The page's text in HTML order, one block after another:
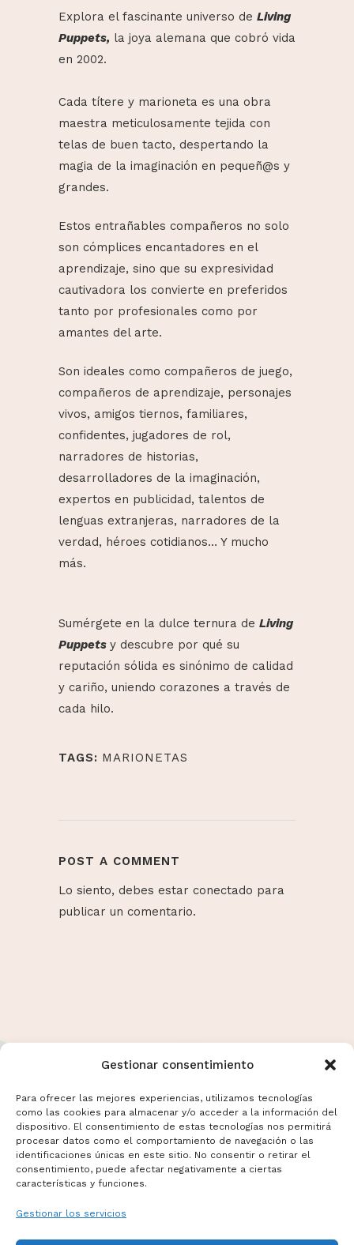
Gestionar consentimiento
Para ofrecer las mejores experiencias, utilizamos tecnologías
como las cookies para almacenar y/o acceder a la información del
dispositivo. El consentimiento de estas tecnologías nos permitirá
procesar datos como el comportamiento de navegación o las
identificaciones únicas en este sitio. No consentir o retirar el
consentimiento, puede afectar negativamente a ciertas
características y funciones.
Gestionar los servicios
Explora el fascinante universo de Living
Puppets, la joya alemana que cobró vida
en 2002.
Cada títere y marioneta es una obra
maestra meticulosamente tejida con
telas de buen tacto, despertando la
magia de la imaginación en pequeñ@s y
grandes.
Estos entrañables compañeros no solo
son cómplices encantadores en el
aprendizaje, sino que su expresividad
cautivadora los convierte en preferidos
tanto por profesionales como por
amantes del arte.
Son ideales como compañeros de juego,
compañeros de aprendizaje, personajes
vivos, amigos tiernos, familiares,
confidentes, jugadores de rol,
narradores de historias,
desarrolladores de la imaginación,
expertos en publicidad, talentos de
lenguas extranjeras, narradores de la
verdad, héroes cotidianos… Y mucho
más.
Sumérgete en la dulce ternura de Living
Puppets y descubre por qué su
reputación sólida es sinónimo de calidad
y cariño, uniendo corazones a través de
cada hilo.
TAGS: MARIONETAS
POST A COMMENT
Lo siento, debes estar conectado para
publicar un comentario.
Términos y Condiciones
Aviso Legal
Politicas de Cookies